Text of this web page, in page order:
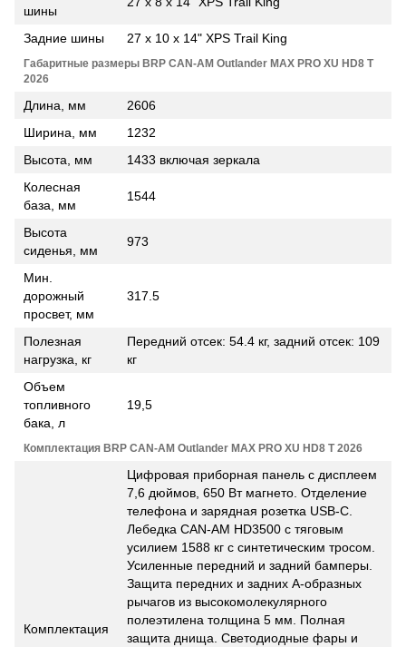
шины
Задние шины 27 x 10 x 14" XPS Trail King
Габаритные размеры BRP CAN-AM Outlander MAX PRO XU HD8 T
2026
Длина, мм
2606
Ширина, мм
1232
Высота, мм
1433 включая зеркала
Колесная
база, мм
1544
Высота
сиденья, мм
973
Мин.
дорожный
просвет, мм
317.5
Полезная
нагрузка, кг
Передний отсек: 54.4 кг, задний отсек: 109
кг
Объем
топливного
бака, л
19,5
Комплектация BRP CAN-AM Outlander MAX PRO XU HD8 T 2026
Комплектация
Цифровая приборная панель с дисплеем
7,6 дюймов, 650 Вт магнето. Отделение
телефона и зарядная розетка USB-C.
Лебедка CAN-AM HD3500 с тяговым
усилием 1588 кг с синтетическим тросом.
Усиленные передний и задний бамперы.
Защита передних и задних А-образных
рычагов из высокомолекулярного
полеэтилена толщина 5 мм. Полная
защита днища. Светодиодные фары и